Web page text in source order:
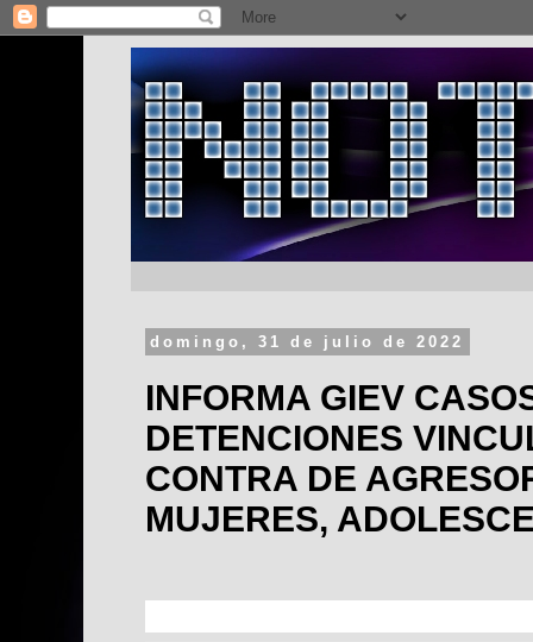
domingo, 31 de julio de 2022
INFORMA GIEV
DETENCIONES
CONTRA DE
MUJERES,